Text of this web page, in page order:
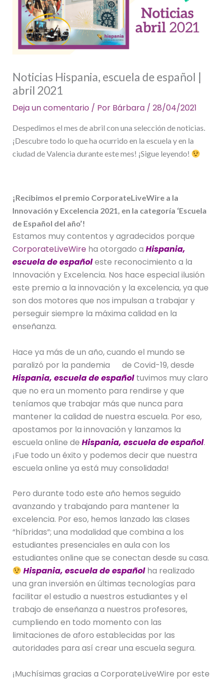
Noticias Hispania, escuela de español |
abril 2021
Deja un comentario / Por Bárbara / 28/04/2021
Despedimos el mes de abril con una selección de noticias.
¡Descubre todo lo que ha ocurrido en la escuela y en la
ciudad de Valencia durante este mes! ¡Sigue leyendo!
¡Recibimos el premio CorporateLiveWire a la
Innovación y Excelencia 2021, en la categoría ‘Escuela
de Español del año’!
Estamos muy contentos y agradecidos porque
CorporateLiveWireha otorgado a Hispania,
escuela de españoleste reconocimiento a la
Innovación y Excelencia. Nos hace especial ilusión
este premio a la innovación y la excelencia, ya que
son dos motores que nos impulsan a trabajar y
perseguir siempre la máxima calidad en la
enseñanza.
Hace ya más de un año, cuando el mundo se
paralizó por la pandemia de Covid-19, desde
Hispania, escuela de españoltuvimos muy claro
que no era un momento para rendirse y que
teníamos que trabajar más que nunca para
mantener la calidad de nuestra escuela. Por eso,
apostamos por la innovación y lanzamos la
escuela online de Hispania, escuela de español.
¡Fue todo un éxito y podemos decir que nuestra
escuela online ya está muy consolidada!
Pero durante todo este año hemos seguido
avanzando y trabajando para mantener la
excelencia. Por eso, hemos lanzado las clases
“híbridas”; una modalidad que combina a los
estudiantes presenciales en aula con los
estudiantes online que se conectan desde su casa.
Hispania, escuela de españolha realizado
una gran inversión en últimas tecnologías para
facilitar el estudio a nuestros estudiantes y el
trabajo de enseñanza a nuestros profesores,
cumpliendo en todo momento con las
limitaciones de aforo establecidas por las
autoridades para así crear una escuela segura.
¡Muchísimas gracias a CorporateLiveWire por este